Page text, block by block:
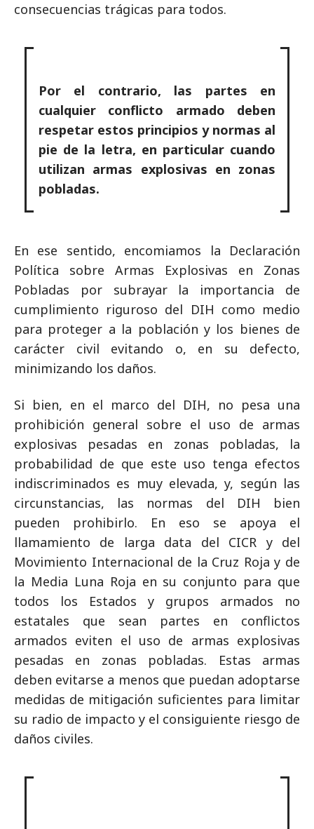
consecuencias trágicas para todos.
Por el contrario, las partes en
cualquier conflicto armado deben
respetar estos principios y normas al
pie de la letra, en particular cuando
utilizan armas explosivas en zonas
pobladas.
En ese sentido, encomiamos la Declaración
Política sobre Armas Explosivas en Zonas
Pobladas por subrayar la importancia de
cumplimiento riguroso del DIH como medio
para proteger a la población y los bienes de
carácter civil evitando o, en su defecto,
minimizando los daños.
Si bien, en el marco del DIH, no pesa una
prohibición general sobre el uso de armas
explosivas pesadas en zonas pobladas, la
probabilidad de que este uso tenga efectos
indiscriminados es muy elevada, y, según las
circunstancias, las normas del DIH bien
pueden prohibirlo. En eso se apoya el
llamamiento de larga data del CICR y del
Movimiento Internacional de la Cruz Roja y de
la Media Luna Roja en su conjunto para que
todos los Estados y grupos armados no
estatales que sean partes en conflictos
armados eviten el uso de armas explosivas
pesadas en zonas pobladas. Estas armas
deben evitarse a menos que puedan adoptarse
medidas de mitigación suficientes para limitar
su radio de impacto y el consiguiente riesgo de
daños civiles.